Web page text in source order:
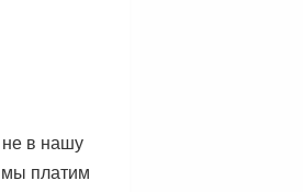
не в нашу
мы платим